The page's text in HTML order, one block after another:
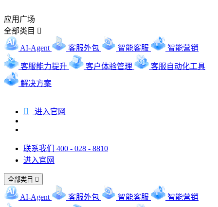
应用广场
全部类目 
AI-Agent 客服外包 智能客服 智能营销
客服能力提升 客户体验管理 客服自动化工具
解决方案
 进入官网
联系我们 400 - 028 - 8810
进入官网
全部类目 
AI-Agent 客服外包 智能客服 智能营销